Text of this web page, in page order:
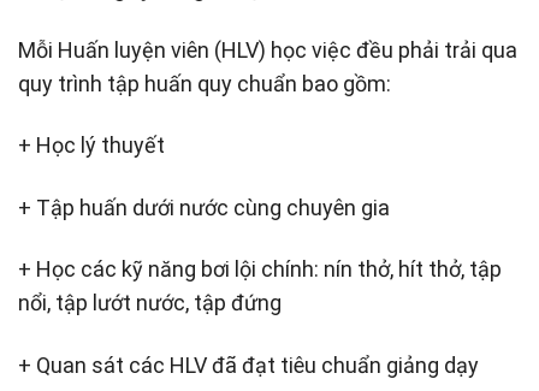
Mỗi Huấn luyện viên (HLV) học việc đều phải trải qua
quy trình tập huấn quy chuẩn bao gồm:
+ Học lý thuyết
+ Tập huấn dưới nước cùng chuyên gia
+ Học các kỹ năng bơi lội chính: nín thở, hít thở, tập
nổi, tập lướt nước, tập đứng
+ Quan sát các HLV đã đạt tiêu chuẩn giảng dạy